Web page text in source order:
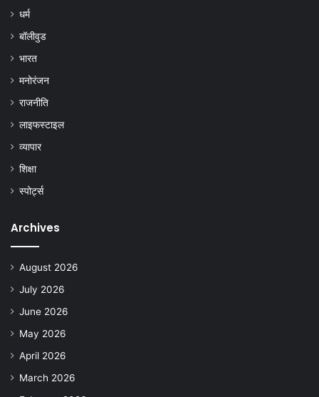
धर्म
बॉलीवुड
भारत
मनोरंजन
राजनीति
लाइफस्टाइल
व्यापार
शिक्षा
स्पोर्ट्स
Archives
August 2026
July 2026
June 2026
May 2026
April 2026
March 2026